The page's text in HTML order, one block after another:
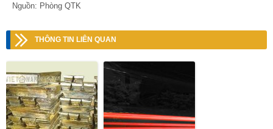
Nguồn: Phòng QTK
THÔNG TIN LIÊN QUAN